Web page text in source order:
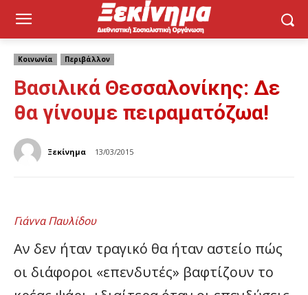
Κοινωνία Περιβάλλον
Βασιλικά Θεσσαλονίκης: Δε
θα γίνουμε πειραματόζωα!
Ξεκίνημα 13/03/2015
Γιάννα Παυλίδου
Αν δεν ήταν τραγικό θα ήταν αστείο πώς
οι διάφοροι «επενδυτές» βαφτίζουν το